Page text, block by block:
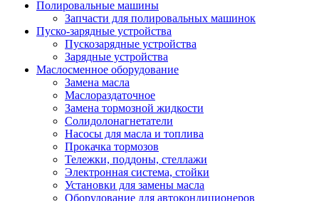
Полировальные машины
Запчасти для полировальных машинок
Пуско-зарядные устройства
Пускозарядные устройства
Зарядные устройства
Маслосменное оборудование
Замена масла
Маслораздаточное
Замена тормозной жидкости
Солидолонагнетатели
Насосы для масла и топлива
Прокачка тормозов
Тележки, поддоны, стеллажи
Электронная система, стойки
Установки для замены масла
Оборудование для автокондиционеров